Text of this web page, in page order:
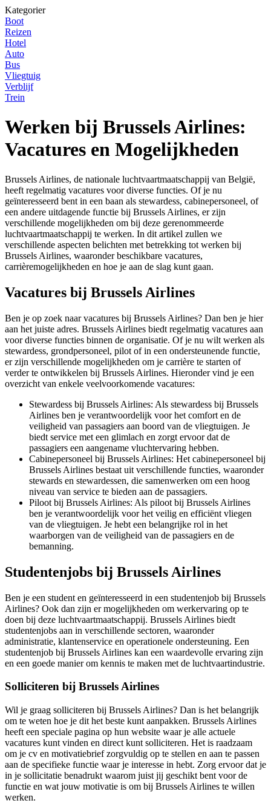
Kategorier
Boot
Reizen
Hotel
Auto
Bus
Vliegtuig
Verblijf
Trein
Werken bij Brussels Airlines:
Vacatures en Mogelijkheden
Brussels Airlines, de nationale luchtvaartmaatschappij van België,
heeft regelmatig vacatures voor diverse functies. Of je nu
geïnteresseerd bent in een baan als stewardess, cabinepersoneel, of
een andere uitdagende functie bij Brussels Airlines, er zijn
verschillende mogelijkheden om bij deze gerenommeerde
luchtvaartmaatschappij te werken. In dit artikel zullen we
verschillende aspecten belichten met betrekking tot werken bij
Brussels Airlines, waaronder beschikbare vacatures,
carrièremogelijkheden en hoe je aan de slag kunt gaan.
Vacatures bij Brussels Airlines
Ben je op zoek naar vacatures bij Brussels Airlines? Dan ben je hier
aan het juiste adres. Brussels Airlines biedt regelmatig vacatures aan
voor diverse functies binnen de organisatie. Of je nu wilt werken als
stewardess, grondpersoneel, pilot of in een ondersteunende functie,
er zijn verschillende mogelijkheden om je carrière te starten of
verder te ontwikkelen bij Brussels Airlines. Hieronder vind je een
overzicht van enkele veelvoorkomende vacatures:
Stewardess bij Brussels Airlines: Als stewardess bij Brussels
Airlines ben je verantwoordelijk voor het comfort en de
veiligheid van passagiers aan boord van de vliegtuigen. Je
biedt service met een glimlach en zorgt ervoor dat de
passagiers een aangename vluchtervaring hebben.
Cabinepersoneel bij Brussels Airlines: Het cabinepersoneel bij
Brussels Airlines bestaat uit verschillende functies, waaronder
stewards en stewardessen, die samenwerken om een hoog
niveau van service te bieden aan de passagiers.
Piloot bij Brussels Airlines: Als piloot bij Brussels Airlines
ben je verantwoordelijk voor het veilig en efficiënt vliegen
van de vliegtuigen. Je hebt een belangrijke rol in het
waarborgen van de veiligheid van de passagiers en de
bemanning.
Studentenjobs bij Brussels Airlines
Ben je een student en geïnteresseerd in een studentenjob bij Brussels
Airlines? Ook dan zijn er mogelijkheden om werkervaring op te
doen bij deze luchtvaartmaatschappij. Brussels Airlines biedt
studentenjobs aan in verschillende sectoren, waaronder
administratie, klantenservice en operationele ondersteuning. Een
studentenjob bij Brussels Airlines kan een waardevolle ervaring zijn
en een goede manier om kennis te maken met de luchtvaartindustrie.
Solliciteren bij Brussels Airlines
Wil je graag solliciteren bij Brussels Airlines? Dan is het belangrijk
om te weten hoe je dit het beste kunt aanpakken. Brussels Airlines
heeft een speciale pagina op hun website waar je alle actuele
vacatures kunt vinden en direct kunt solliciteren. Het is raadzaam
om je cv en motivatiebrief zorgvuldig op te stellen en aan te passen
aan de specifieke functie waar je interesse in hebt. Zorg ervoor dat je
in je sollicitatie benadrukt waarom juist jij geschikt bent voor de
functie en wat jouw motivatie is om bij Brussels Airlines te willen
werken.